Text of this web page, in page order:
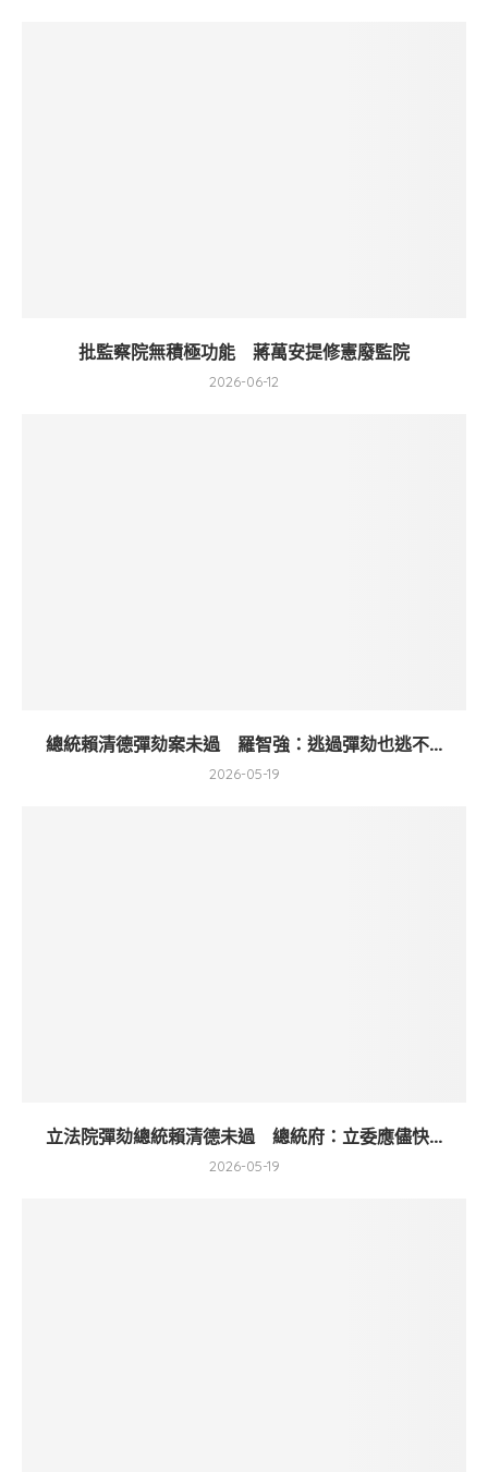
批監察院無積極功能 蔣萬安提修憲廢監院
2026-06-12
總統賴清德彈劾案未過 羅智強：逃過彈劾也逃不...
2026-05-19
立法院彈劾總統賴清德未過 總統府：立委應儘快...
2026-05-19